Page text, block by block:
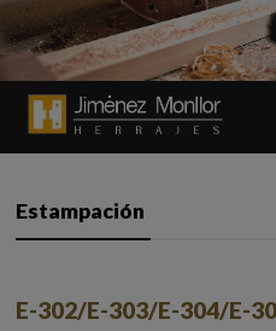
Estampación
E-302/E-303/E-304/E-